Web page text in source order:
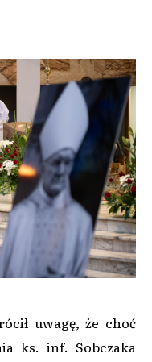
uwagę, że choć
ks. inf. Sobczaka